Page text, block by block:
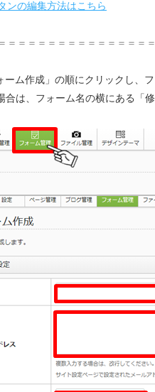
ンの編集方法はこちら
＝＝＝＝＝＝＝＝＝＝＝＝＝＝
ーム作成」の順にクリックし、
は、フォーム名の横にある「